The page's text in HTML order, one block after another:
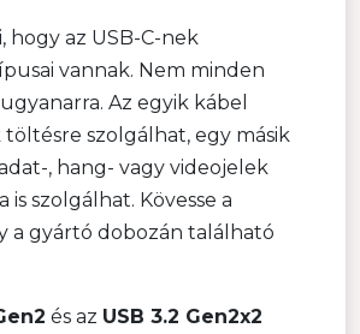
hogy az USB-C-nek
vannak. Nem minden
Az egyik kábel
szolgálhat, egy másik
, hang- vagy videojelek
is szolgálhat. Kövesse a
a gyártó dobozán található
és az USB 3.2 Gen2x2